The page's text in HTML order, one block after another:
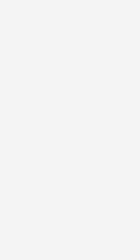
und